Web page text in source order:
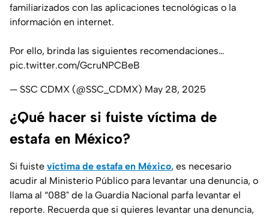
familiarizados con las aplicaciones tecnológicas o la
información en internet.
Por ello, brinda las siguientes recomendaciones…
pic.twitter.com/GcruNPCBeB
— SSC CDMX (@SSC_CDMX) May 28, 2025
¿Qué hacer si fuiste víctima de
estafa en México?
Si fuiste víctima de estafa en México, es necesario
acudir al Ministerio Público para levantar una denuncia, o
llama al “088" de la Guardia Nacional parfa levantar el
reporte. Recuerda que si quieres levantar una denuncia,